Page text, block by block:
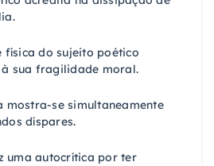
do sujeito poético
sua fragilidade moral.
mostra-se simultaneamente
díspares.
uma autocrítica por ter